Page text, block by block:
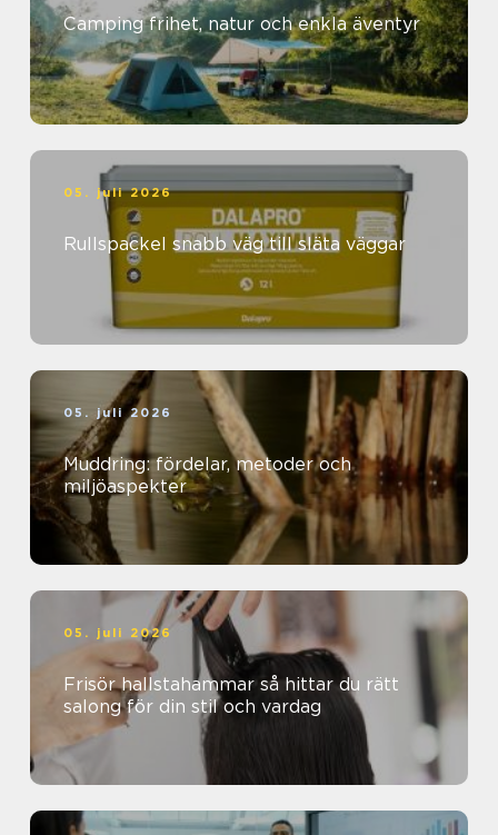
Camping frihet, natur och enkla äventyr
05. juli 2026
Rullspackel snabb väg till släta väggar
05. juli 2026
Muddring: fördelar, metoder och
miljöaspekter
05. juli 2026
Frisör hallstahammar så hittar du rätt
salong för din stil och vardag